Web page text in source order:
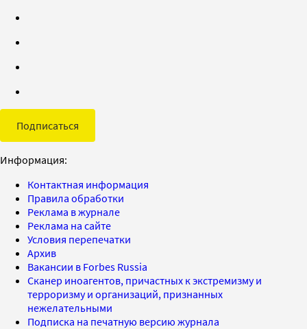
Подписаться
Информация:
Контактная информация
Правила обработки
Реклама в журнале
Реклама на сайте
Условия перепечатки
Архив
Вакансии в Forbes Russia
Сканер иноагентов, причастных к экстремизму и
терроризму и организаций, признанных
нежелательными
Подписка на печатную версию журнала